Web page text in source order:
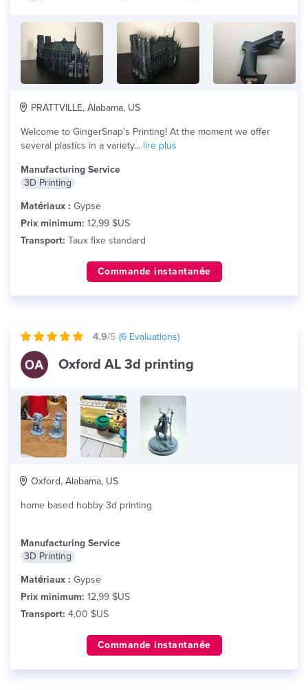
PRATTVILLE, Alabama, US
Welcome to GingerSnap's Printing! At the moment we offer
several plastics in a variety... lire plus
Manufacturing Service
3D Printing
Matériaux : Gypse
Prix minimum: 12,99 $US
Transport: Taux fixe standard
Commande instantanée
4.9/5 (6 Evaluations)
Oxford AL 3d printing
Oxford, Alabama, US
home based hobby 3d printing
Manufacturing Service
3D Printing
Matériaux : Gypse
Prix minimum: 12,99 $US
Transport: 4,00 $US
Commande instantanée